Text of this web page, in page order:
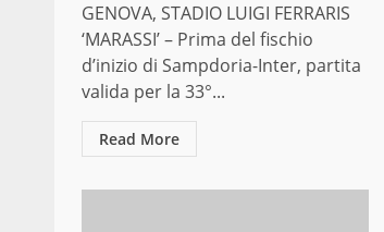
GENOVA, STADIO LUIGI FERRARIS
‘MARASSI’ – Prima del fischio
d’inizio di Sampdoria-Inter, partita
valida per la 33°...
Read More